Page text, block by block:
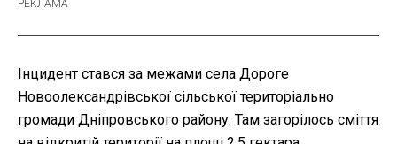
Інцидент стався за межами села Дороге
Новоолександрівської сільської територіально
громади Дніпровського району. Там загорілось сміття